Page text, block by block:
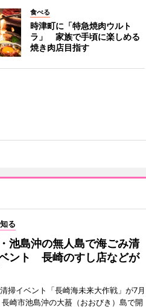
食べる
時津町に「特急焼肉ウルト
ラ」 家族で手頃に楽しめる
焼き肉店目指す
る
池島沖の無人島で海ごみ清
ント 長崎のすし店などが
掃イベント「長崎海未来大作戦」が7月
崎市池島沖の大蟇（おおびき）島で開